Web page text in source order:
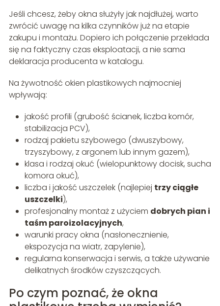
Jeśli chcesz, żeby okna służyły jak najdłużej, warto
zwrócić uwagę na kilka czynników już na etapie
zakupu i montażu. Dopiero ich połączenie przekłada
się na faktyczny czas eksploatacji, a nie sama
deklaracja producenta w katalogu.
Na żywotność okien plastikowych najmocniej
wpływają:
jakość profili (grubość ścianek, liczba komór,
stabilizacja PCV),
rodzaj pakietu szybowego (dwuszybowy,
trzyszybowy, z argonem lub innym gazem),
klasa i rodzaj okuć (wielopunktowy docisk, sucha
komora okuć),
liczba i jakość uszczelek (najlepiej trzy ciągłe
uszczelki),
profesjonalny montaż z użyciem dobrych pian i
taśm paroizolacyjnych,
warunki pracy okna (nasłonecznienie,
ekspozycja na wiatr, zapylenie),
regularna konserwacja i serwis, a także używanie
delikatnych środków czyszczących.
Po czym poznać, że okna